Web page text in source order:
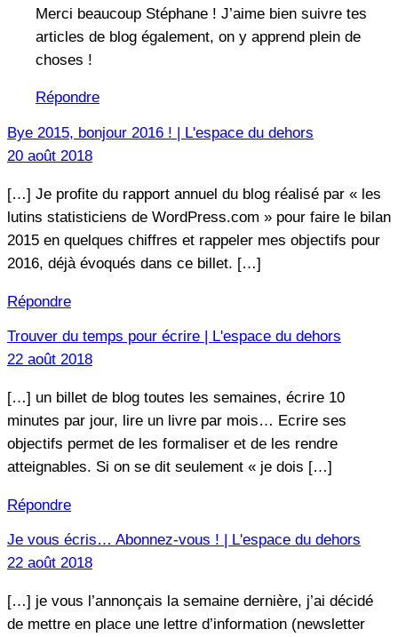
Merci beaucoup Stéphane ! J’aime bien suivre tes
articles de blog également, on y apprend plein de
choses !
Répondre
Bye 2015, bonjour 2016 ! | L'espace du dehors
20 août 2018
[…] Je profite du rapport annuel du blog réalisé par « les
lutins statisticiens de WordPress.com » pour faire le bilan
2015 en quelques chiffres et rappeler mes objectifs pour
2016, déjà évoqués dans ce billet. […]
Répondre
Trouver du temps pour écrire | L'espace du dehors
22 août 2018
[…] un billet de blog toutes les semaines, écrire 10
minutes par jour, lire un livre par mois… Ecrire ses
objectifs permet de les formaliser et de les rendre
atteignables. Si on se dit seulement « je dois […]
Répondre
Je vous écris… Abonnez-vous ! | L'espace du dehors
22 août 2018
[…] je vous l’annonçais la semaine dernière, j’ai décidé
de mettre en place une lettre d’information (newsletter